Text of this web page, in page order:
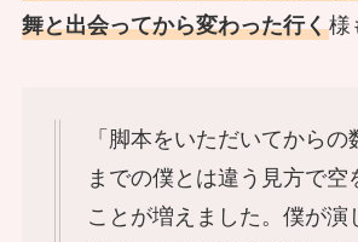
舞と出会ってから変わった行く様
「脚本をいただいてからの
までの僕とは違う見方で空
ことが増えました。僕が演